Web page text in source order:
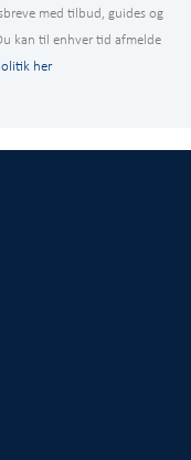
med tilbud, guides og
kan til enhver tid afmelde
her